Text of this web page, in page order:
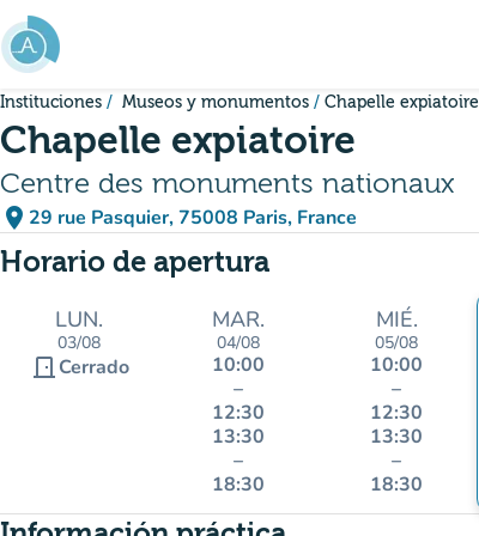
Ir al contenido principal
Instituciones Museos y monumentos Chapelle expiatoire
Chapelle expiatoire
Centre des monuments nationaux
place 29 rue Pasquier, 75008 Paris, France
(abrir en Google Maps)
(nueva pestaña)
Horario de apertura
LUN.
03/08
door_front Cerrado
MAR.
04/08
10:00
–
12:30
13:30
–
18:30
MIÉ.
05/08
10:00
–
12:30
13:30
–
18:30